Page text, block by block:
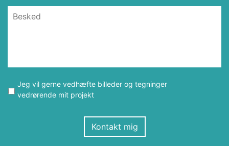
Jeg vil gerne vedhæfte billeder og tegninger
vedrørende mit projekt
Kontakt mig